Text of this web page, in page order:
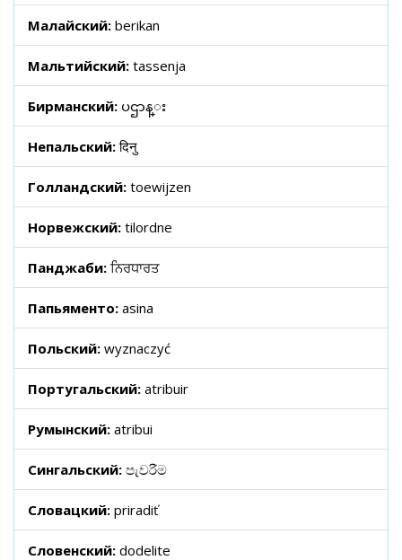
Малайский: berikan
Мальтийский: tassenja
Бирманский: ပဌာန္း
Непальский:दिनु
Голландский: toewijzen
Норвежский: tilordne
Панджаби: ਨਿਰਧਾਰਤ
Папьяменто: asina
Польский: wyznaczyć
Португальский: atribuir
Румынский: atribui
Сингальский: පැවරීම
Словацкий: priradiť
Словенский: dodelite